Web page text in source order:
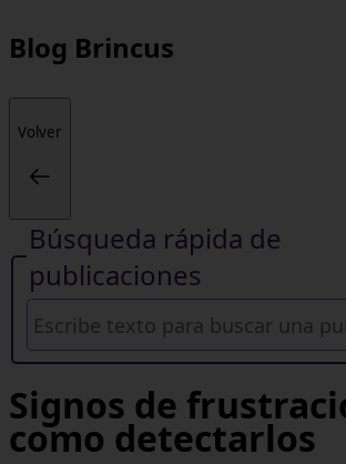
Blog Brincus
Volver
Búsqueda rápida de
publicaciones
Signos de
como detectarlos